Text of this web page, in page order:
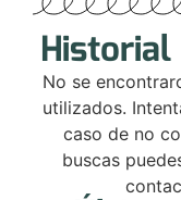
No se
utilizados.
caso de no
buscas